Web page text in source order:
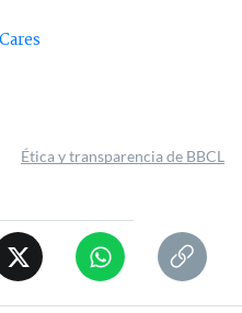
Ética y transparencia de BBCL